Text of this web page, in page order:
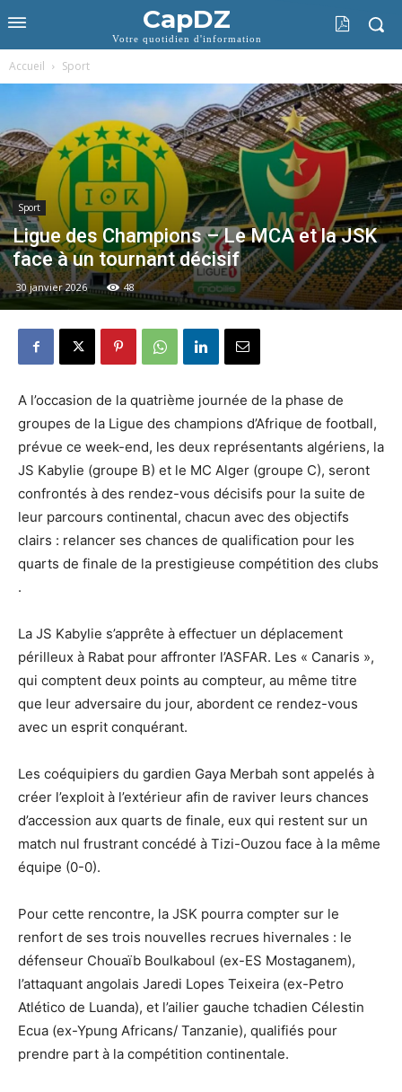
CapDZ
Votre quotidien d'information
Accueil Sport
Sport
Ligue des Champions – Le MCA et la JSK
face à un tournant décisif
30 janvier 2026 48
A l’occasion de la quatrième journée de la phase de
groupes de la Ligue des champions d’Afrique de football,
prévue ce week-end, les deux représentants algériens, la
JS Kabylie (groupe B) et le MC Alger (groupe C), seront
confrontés à des rendez-vous décisifs pour la suite de
leur parcours continental, chacun avec des objectifs
clairs : relancer ses chances de qualification pour les
quarts de finale de la prestigieuse compétition des clubs
.
La JS Kabylie s’apprête à effectuer un déplacement
périlleux à Rabat pour affronter l’ASFAR. Les « Canaris »,
qui comptent deux points au compteur, au même titre
que leur adversaire du jour, abordent ce rendez-vous
avec un esprit conquérant.
Les coéquipiers du gardien Gaya Merbah sont appelés à
créer l’exploit à l’extérieur afin de raviver leurs chances
d’accession aux quarts de finale, eux qui restent sur un
match nul frustrant concédé à Tizi-Ouzou face à la même
équipe (0-0).
Pour cette rencontre, la JSK pourra compter sur le
renfort de ses trois nouvelles recrues hivernales : le
défenseur Chouaïb Boulkaboul (ex-ES Mostaganem),
l’attaquant angolais Jaredi Lopes Teixeira (ex-Petro
Atlético de Luanda), et l’ailier gauche tchadien Célestin
Ecua (ex-Ypung Africans/ Tanzanie), qualifiés pour
prendre part à la compétition continentale.